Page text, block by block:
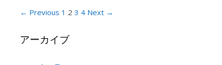
Post
← Previous 1 2 3 4 Next →
アーカイブ